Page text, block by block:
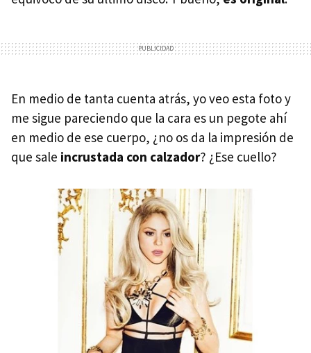
En medio de tanta cuenta atrás, yo veo esta foto y
me sigue pareciendo que la cara es un pegote ahí
en medio de ese cuerpo, ¿no os da la impresión de
que sale incrustada con calzador? ¿Ese cuello?